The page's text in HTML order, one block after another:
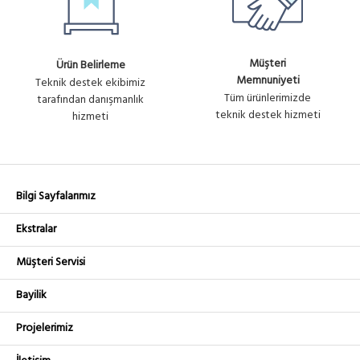
WINET-TSW-6
DESTEK
Ürün No :
WINET-TSFR-6
WINET FIREWALL-ROUTER 6
Ürün No :
U1676
Sorunuz
Ürün Belirleme
Teknik destek ekibimiz
tarafından danışmanlık
hizmeti
Müşteri
Memnuniyeti
Tüm ürünlerimizde
teknik destek hizmeti
Bilgi Sayfalarımız
Ekstralar
Müşteri Servisi
Bayilik
Projelerimiz